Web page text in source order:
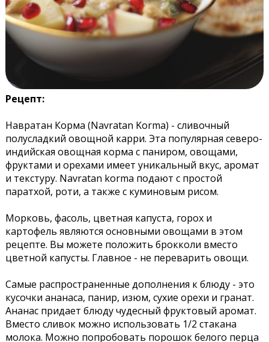
Рецепт:
Навратан Корма (Navratan Korma) - сливочный
полусладкий овощной карри. Эта популярная северо-
индийская овощная корма с паниром, овощами,
фруктами и орехами имеет уникальный вкус, аромат
и текстуру. Navratan korma подают с простой
паратхой, роти, а также с куминовым рисом.
Морковь, фасоль, цветная капуста, горох и
картофель являются основными овощами в этом
рецепте. Вы можете положить брокколи вместо
цветной капусты. Главное - не переварить овощи.
Самые распространенные дополнения к блюду - это
кусочки ананаса, панир, изюм, сухие орехи и гранат.
Ананас придает блюду чудесный фруктовый аромат.
Вместо сливок можно использовать 1/2 стакана
молока. Можно попробовать порошок белого перца